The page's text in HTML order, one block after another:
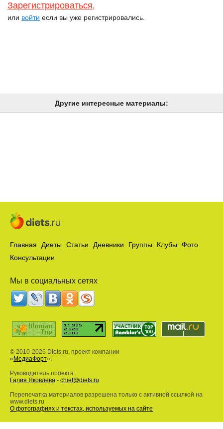
Зарегистрироваться,
или войти если вы уже регистрировались.
Другие интересные материалы:
Главная Диеты Статьи Дневники Группы Клубы
Фото
Консультации
Мы в социальных сетях
© 2010-2026 Diets.ru, проект компании
« МедиаФорт».
Руководитель проекта:
Галия Яковлева - chief@diets.ru
Перепечатка материалов разрешена только с активной ссылкой на
www.diets.ru
О фотографиях и текстах, используемых на сайте